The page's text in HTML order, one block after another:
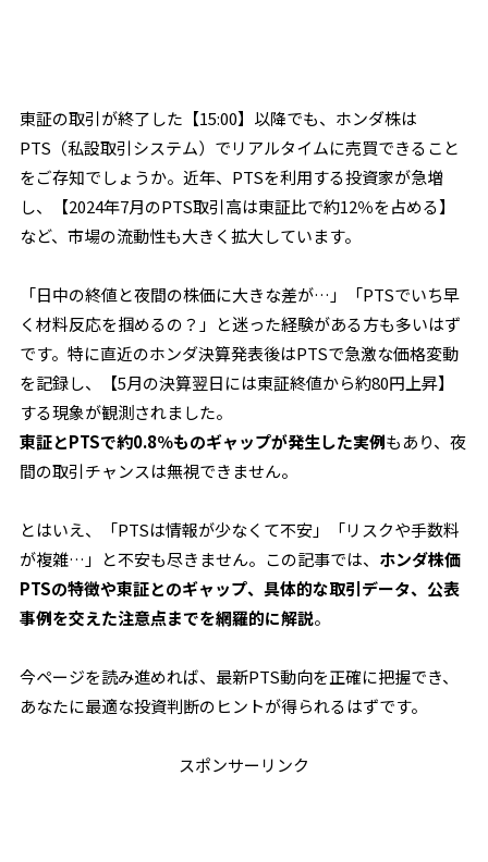
東証の取引が終了した【15:00】以降でも、ホンダ株は
PTS（私設取引システム）でリアルタイムに売買できること
をご存知でしょうか。近年、PTSを利用する投資家が急増
し、【2024年7月のPTS取引高は東証比で約12％を占める】
など、市場の流動性も大きく拡大しています。
「日中の終値と夜間の株価に大きな差が…」「PTSでいち早
く材料反応を掴めるの？」と迷った経験がある方も多いはず
です。特に直近のホンダ決算発表後はPTSで急激な価格変動
を記録し、【5月の決算翌日には東証終値から約80円上昇】
する現象が観測されました。
東証とPTSで約0.8％ものギャップが発生した実例もあり、夜
間の取引チャンスは無視できません。
とはいえ、「PTSは情報が少なくて不安」「リスクや手数料
が複雑…」と不安も尽きません。この記事では、 ホンダ株価
PTSの特徴や東証とのギャップ、具体的な取引データ、公表
事例を交えた注意点までを網羅的に解説。
今ページを読み進めれば、最新PTS動向を正確に把握でき、
あなたに最適な投資判断のヒントが得られるはずです。
スポンサーリンク